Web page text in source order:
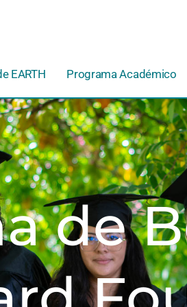
EARTH Programa Académico
de